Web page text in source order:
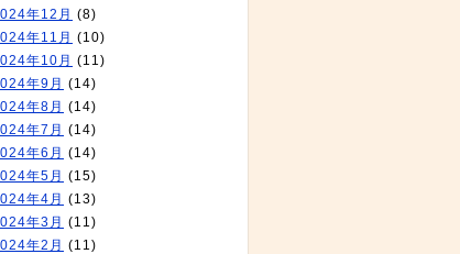
年12月 (8)
年11月 (10)
年10月 (11)
年9月 (14)
年8月 (14)
年7月 (14)
年6月 (14)
年5月 (15)
年4月 (13)
年3月 (11)
年2月 (11)